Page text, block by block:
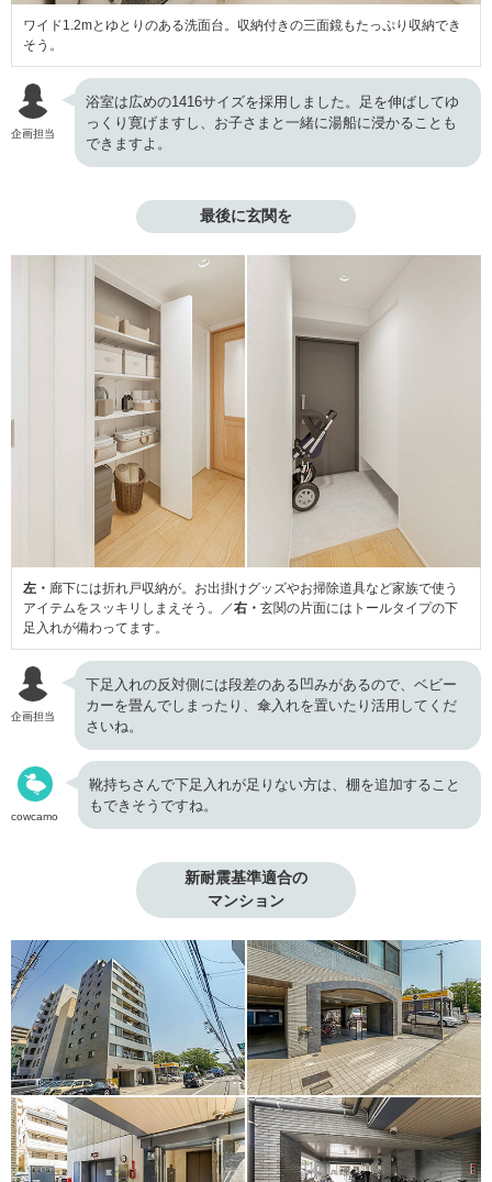
ワイド1.2mとゆとりのある洗面台。収納付きの三面鏡もたっぷり収納でき
そう。
企画担当
浴室は広めの1416サイズを採用しました。足を伸ばしてゆ
っくり寛げますし、お子さまと一緒に湯船に浸かることも
できますよ。
最後に玄関を
左・ 廊下には折れ戸収納が。お出掛けグッズやお掃除道具など家族で使う
アイテムをスッキリしまえそう。／右・ 玄関の片面にはトールタイプの下
足入れが備わってます。
企画担当
下足入れの反対側には段差のある凹みがあるので、ベビー
カーを畳んでしまったり、傘入れを置いたり活用してくだ
さいね。
cowcamo
靴持ちさんで下足入れが足りない方は、棚を追加すること
もできそうですね。
新耐震基準適合の
マンション